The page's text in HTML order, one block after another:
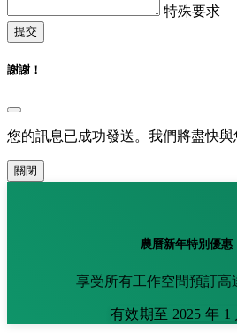
特殊要求
提交
謝謝！
您的訊息已成功發送。我們將盡快與
關閉
農曆新年特別優惠
享受所有工作空間預訂高
有效期至 2025 年 1